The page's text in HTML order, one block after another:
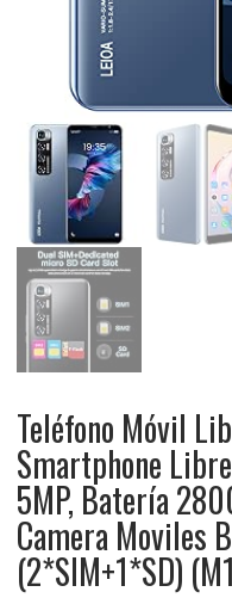
Teléfono Móvil
Smartphone
5MP, Batería
Camera Moviles
(2*SIM+1*SD)